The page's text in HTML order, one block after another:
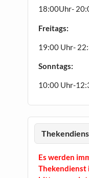
18:00Uhr-
Freitags:
19:00 Uhr-
Sonntags:
10:00 Uhr-
Es werden
Thekendienst